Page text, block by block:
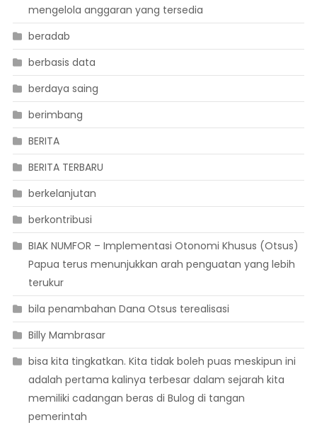
mengelola anggaran yang tersedia
beradab
berbasis data
berdaya saing
berimbang
BERITA
BERITA TERBARU
berkelanjutan
berkontribusi
BIAK NUMFOR – Implementasi Otonomi Khusus (Otsus)
Papua terus menunjukkan arah penguatan yang lebih
terukur
bila penambahan Dana Otsus terealisasi
Billy Mambrasar
bisa kita tingkatkan. Kita tidak boleh puas meskipun ini
adalah pertama kalinya terbesar dalam sejarah kita
memiliki cadangan beras di Bulog di tangan
pemerintah